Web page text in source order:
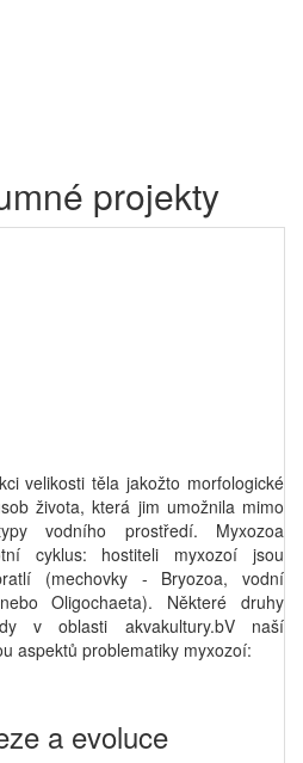
projekty
velikosti těla jakožto morfologické
života, která jim umožnila mimo
vodního prostředí. Myxozoa
cyklus: hostiteli myxozoí jsou
(mechovky - Bryozoa, vodní
Oligochaeta). Některé druhy
v oblasti akvakultury.bV naší
aspektů problematiky myxozoí:
a evoluce